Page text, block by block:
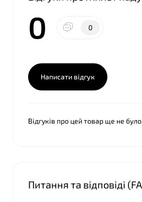
0 0
Написати відгук
Відгуків про цей товар ще не
Питання та відповіді